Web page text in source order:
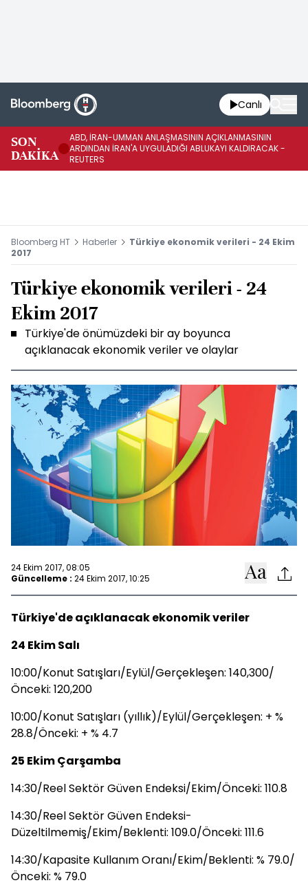
Canlı
SON
DAKİKA
ABD, İRAN-UMMAN ANLAŞMASININ AÇIKLANMASININ
ARDINDAN İRAN'A UYGULADIĞI ABLUKAYI KALDIRACAK -
REUTERS
Bloomberg HT Haberler
Türkiye ekonomik verileri - 24 Ekim
2017
Türkiye ekonomik verileri - 24
Ekim 2017
Türkiye'de önümüzdeki bir ay boyunca
açıklanacak ekonomik veriler ve olaylar
24 Ekim 2017, 08:05
Güncelleme : 24 Ekim 2017, 10:25
Türkiye'de açıklanacak ekonomik veriler
24 Ekim Salı
10:00/Konut Satışları/Eylül/Gerçekleşen: 140,300/
Önceki: 120,200
10:00/Konut Satışları (yıllık)/Eylül/Gerçekleşen: + %
28.8/Önceki: + % 4.7
25 Ekim Çarşamba
14:30/Reel Sektör Güven Endeksi/Ekim/Önceki: 110.8
14:30/Reel Sektör Güven Endeksi-
Düzeltilmemiş/Ekim/Beklenti: 109.0/Önceki: 111.6
14:30/Kapasite Kullanım Oranı/Ekim/Beklenti: % 79.0/
Önceki: % 79.0